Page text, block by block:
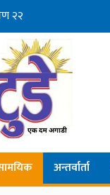
अन्तर्वार्ता